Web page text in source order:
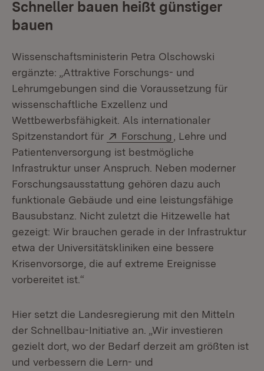
Schneller bauen heißt günstiger
bauen
Wissenschaftsministerin Petra Olschowski
ergänzte: „Attraktive Forschungs- und
Lehrumgebungen sind die Voraussetzung für
wissenschaftliche Exzellenz und
Wettbewerbsfähigkeit. Als internationaler
Spitzenstandort für
Extern:
Forschung (Öffnet in neuem
, Lehre und
Patientenversorgung ist bestmögliche
Infrastruktur unser Anspruch. Neben moderner
Forschungsausstattung gehören dazu auch
funktionale Gebäude und eine leistungsfähige
Bausubstanz. Nicht zuletzt die Hitzewelle hat
gezeigt: Wir brauchen gerade in der Infrastruktur
etwa der Universitätskliniken eine bessere
Krisenvorsorge, die auf extreme Ereignisse
vorbereitet ist.“
Hier setzt die Landesregierung mit den Mitteln
der Schnellbau-Initiative an. „Wir investieren
gezielt dort, wo der Bedarf derzeit am größten ist
und verbessern die Lern- und